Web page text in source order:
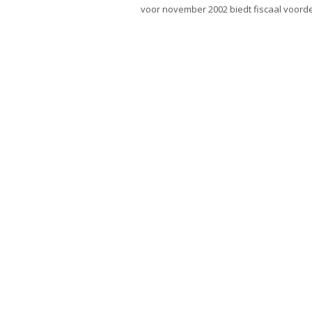
voor november 2002 biedt fiscaal